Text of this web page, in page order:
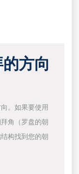
方向
。如果要使用
角（罗盘的朝
构找到您的朝